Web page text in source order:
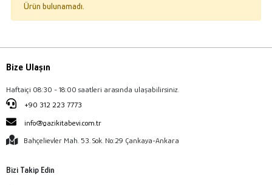
Ürün bulunamadı.
Bize Ulaşın
Haftaiçi 08:30 - 18:00 saatleri arasında ulaşabilirsiniz.
+90 312 223 7773
info@gazikitabevi.com.tr
Bahçelievler Mah. 53. Sok. No:29 Çankaya-Ankara
Bizi Takip Edin